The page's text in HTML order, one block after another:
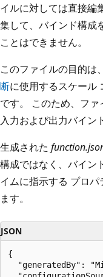
イルに対しては直接編
集して、バインド構成
ことはできません。
このファイルの目的は、
断に使用するスケール
です。 このため、ファ
入力および出力バイン
生成された
構成ではなく、バイン
イムに指示する プロパ
ます。
JSON
{
"generatedBy":